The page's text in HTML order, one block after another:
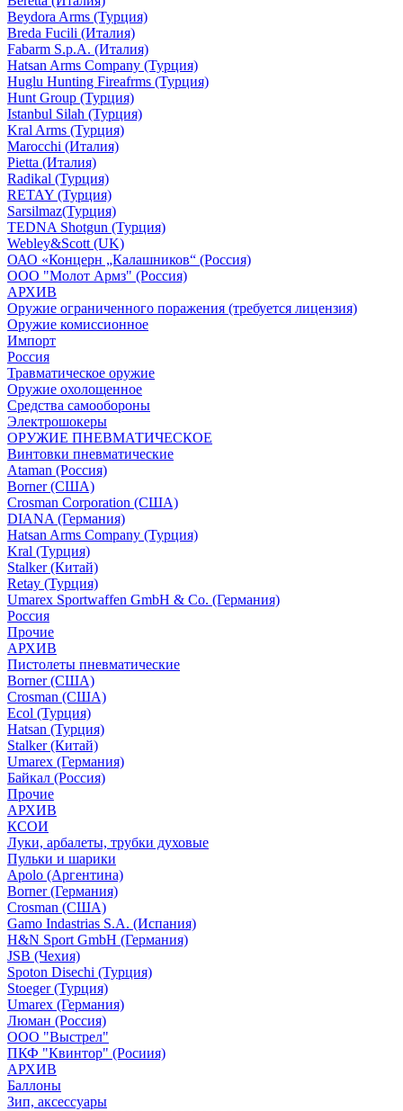
Beydora Arms (Турция)
Breda Fucili (Италия)
Fabarm S.p.A. (Италия)
Hatsan Arms Company (Турция)
Huglu Hunting Fireafrms (Турция)
Hunt Group (Турция)
Istanbul Silah (Турция)
Kral Arms (Турция)
Marocchi (Италия)
Pietta (Италия)
Radikal (Турция)
RETAY (Турция)
Sarsilmaz(Турция)
TEDNA Shotgun (Турция)
Webley&Scott (UK)
ОАО «Концерн „Калашников“ (Россия)
ООО "Молот Армз" (Россия)
АРХИВ
Оружие ограниченного поражения (требуется лицензия)
Оружие комиссионное
Импорт
Россия
Травматическое оружие
Оружие охолощенное
Средства самообороны
Электрошокеры
ОРУЖИЕ ПНЕВМАТИЧЕСКОЕ
Винтовки пневматические
Ataman (Россия)
Borner (США)
Crosman Corporation (США)
DIANA (Германия)
Hatsan Arms Company (Турция)
Kral (Турция)
Stalker (Китай)
Retay (Турция)
Umarex Sportwaffen GmbH & Co. (Германия)
Россия
Прочие
АРХИВ
Пистолеты пневматические
Borner (США)
Crosman (США)
Ecol (Турция)
Hatsan (Турция)
Stalker (Китай)
Umarex (Германия)
Байкал (Россия)
Прочие
АРХИВ
КСОИ
Луки, арбалеты, трубки духовые
Пульки и шарики
Apolo (Аргентина)
Borner (Германия)
Crosman (США)
Gamo Indastrias S.A. (Испания)
H&N Sport GmbH (Германия)
JSB (Чехия)
Spoton Disechi (Турция)
Stoeger (Турция)
Umarex (Германия)
Люман (Россия)
ООО "Выстрел"
ПКФ "Квинтор" (Росиия)
АРХИВ
Баллоны
Зип, аксессуары